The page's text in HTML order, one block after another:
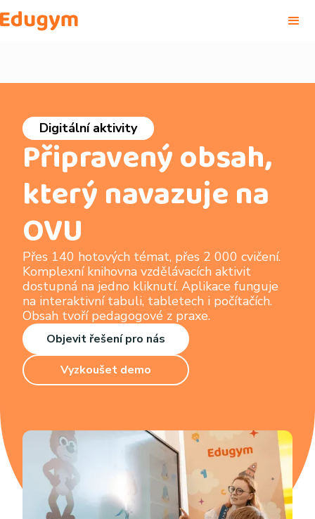
Digitální aktivity
Připravený obsah,
který navazuje na
OVU
Přes 140 hotových témat, přes 2 000 cvičení.
Komplexní knihovna vzdělávacích aktivit
dostupná na jedno kliknutí. Aplikace funguje
na interaktivní tabuli, tabletech i počítačích.
Obsah tvoří pedagogové z praxe.
Objevit řešení pro nás
Vyzkoušet demo